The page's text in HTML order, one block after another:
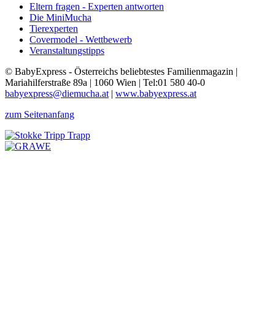
Eltern fragen - Experten antworten
Die MiniMucha
Tierexperten
Covermodel - Wettbewerb
Veranstaltungstipps
© BabyExpress - Österreichs beliebtestes Familienmagazin |
Mariahilferstraße 89a | 1060 Wien | Tel:01 580 40-0
babyexpress@diemucha.at | www.babyexpress.at
zum Seitenanfang